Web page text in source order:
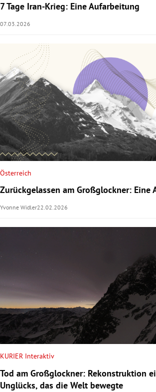
7 Tage Iran-Krieg: Eine Aufarbeitung
07.03.2026
Österreich
Zurückgelassen am Großglockner: Eine
Yvonne Widler22.02.2026
KURIER Interaktiv
Tod am Großglockner: Rekonstruktion
Unglücks, das die Welt bewegte